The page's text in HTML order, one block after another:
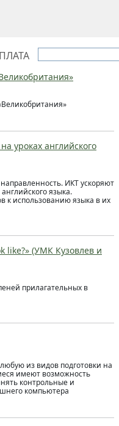
уроках английского
ИКТ ускоряют
языка.
к использованию языка в их
like?» (УМК Кузовлев и
прилагательных в
из видов подготовки на
имеют возможность
контрольные и
компьютера